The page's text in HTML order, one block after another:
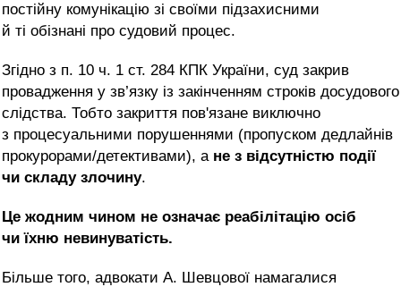
постійну комунікацію зі своїми підзахисними
й ті обізнані про судовий процес.
Згідно з п. 10 ч. 1 ст. 284 КПК України, суд закрив
провадження у зв’язку із закінченням строків досудового
слідства. Тобто закриття пов'язане виключно
з процесуальними порушеннями (пропуском дедлайнів
прокурорами/детективами), а не з відсутністю події
чи складу злочину.
Це жодним чином не означає реабілітацію осіб
чи їхню невинуватість.
Більше того, адвокати А. Шевцової намагалися